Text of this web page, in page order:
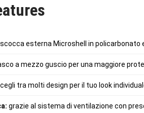
scocca esterna Microshell in policarbonato
a mezzo guscio per una maggiore
tra molti design per il tuo look
grazie al sistema di ventilazione con